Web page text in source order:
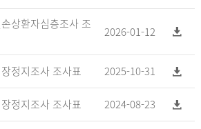
상환자심층조사 조
2026-01-12
정지조사 조사표 2025-10-31
정지조사 조사표 2024-08-23